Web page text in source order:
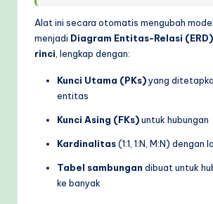
Alat ini secara otomatis mengubah
menjadi Diagram Entitas-Relasi
rinci, lengkap dengan:
Kunci Utama (PKs)yang
entitas
Kunci Asing (FKs)untuk hubungan
Kardinalitas(1:1, 1:N, M:N) dengan
Tabel sambungan dibuat untuk
ke banyak